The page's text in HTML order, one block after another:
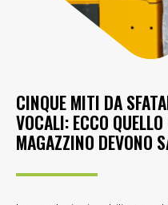
CINQUE MITI DA
VOCALI: ECCO
MAGAZZINO DEVONO